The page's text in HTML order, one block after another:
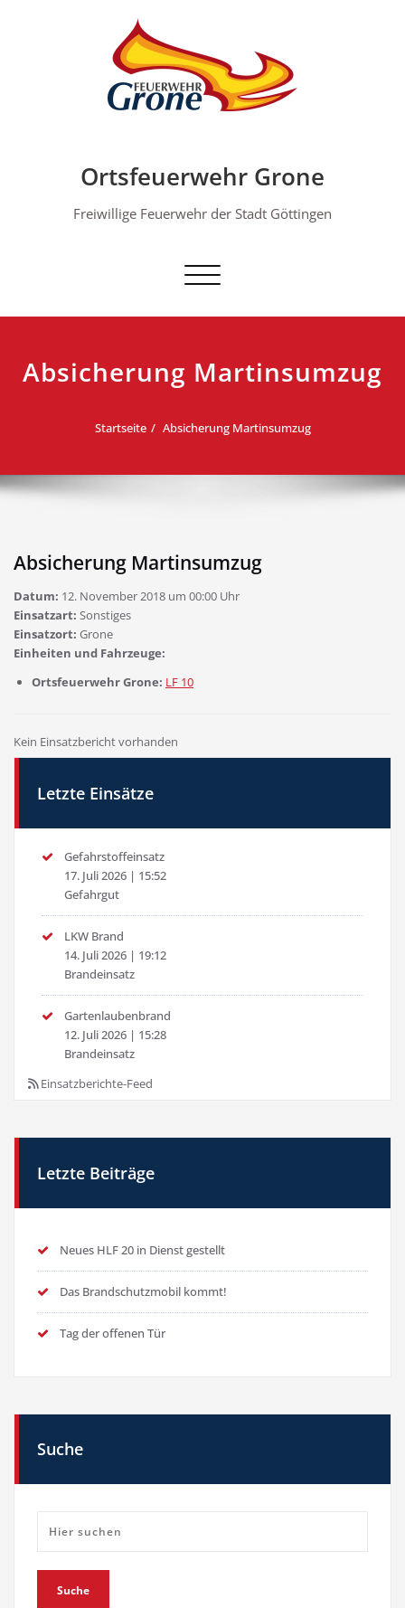
Ortsfeuerwehr Grone
Freiwillige Feuerwehr der Stadt Göttingen
Schalte Navigation
Absicherung Martinsumzug
Startseite Absicherung Martinsumzug
Absicherung Martinsumzug
Datum: 12. November 2018 um 00:00 Uhr
Einsatzart: Sonstiges
Einsatzort: Grone
Einheiten und Fahrzeuge:
Ortsfeuerwehr Grone: LF 10
Kein Einsatzbericht vorhanden
Letzte Einsätze
Gefahrstoffeinsatz
17. Juli 2026 | 15:52
Gefahrgut
LKW Brand
14. Juli 2026 | 19:12
Brandeinsatz
Gartenlaubenbrand
12. Juli 2026 | 15:28
Brandeinsatz
Einsatzberichte-Feed
Letzte Beiträge
Neues HLF 20 in Dienst gestellt
Das Brandschutzmobil kommt!
Tag der offenen Tür
Suche